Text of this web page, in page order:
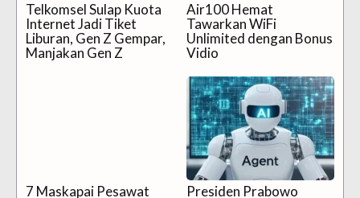
Telkomsel Sulap Kuota
Internet Jadi Tiket
Liburan, Gen Z Gempar,
Manjakan Gen Z
Air100 Hemat
Tawarkan WiFi
Unlimited dengan Bonus
Vidio
7 Maskapai Pesawat
Presiden Prabowo